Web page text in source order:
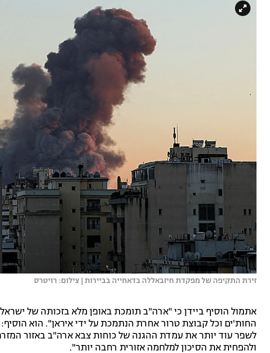
זירת התקיפה של מפקדת חיזבאללה בדאחייה בביירות | צילום: רויטרס
אתמול הוסיף ביידן כי "ארה"ב תומכת באופן מלא בזכותה של
החות'ים וכל קבוצת טרור אחרת הנתמכת על ידי איראן". הוא
לשפר עוד יותר את עמדת ההגנה של כוחות צבא ארה"ב באזור
ולהפחית את הסיכון למלחמה אזורית רחבה יותר".